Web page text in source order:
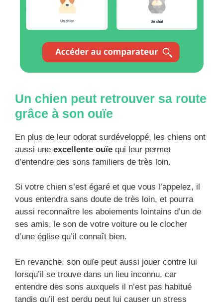
Un chien peut retrouver sa route
grâce à son ouïe
En plus de leur odorat surdéveloppé, les chiens ont
aussi une excellente ouïe qui leur permet
d’entendre des sons familiers de très loin.
Si votre chien s’est égaré et que vous l’appelez, il
vous entendra sans doute de très loin, et pourra
aussi reconnaître les aboiements lointains d’un de
ses amis, le son de votre voiture ou le clocher
d’une église qu’il connaît bien.
En revanche, son ouïe peut aussi jouer contre lui
lorsqu’il se trouve dans un lieu inconnu, car
entendre des sons auxquels il n’est pas habitué
tandis qu’il est perdu peut lui causer un stress